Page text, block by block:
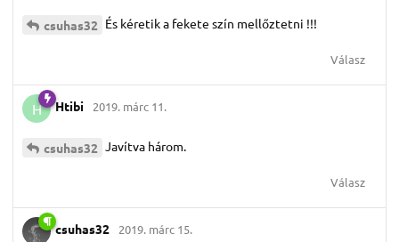
csuhas32 És kéretik a fekete szín mellőztetni !!!
Válasz
H Htibi 2019. márc 11.
csuhas32 Javítva három.
Válasz
csuhas32 2019. márc 15.